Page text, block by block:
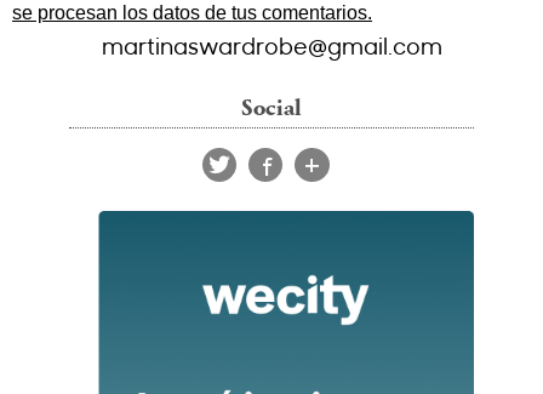
se procesan los datos de tus comentarios.
martinaswardrobe@gmail.com
Social